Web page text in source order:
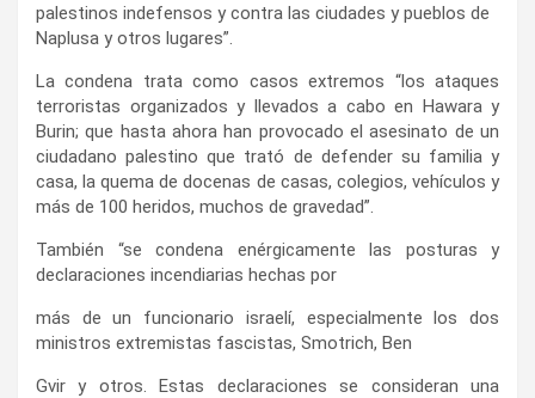
palestinos indefensos y contra las ciudades y pueblos de
Naplusa y otros lugares”.
La condena trata como casos extremos “los ataques
terroristas organizados y llevados a cabo en Hawara y
Burin; que hasta ahora han provocado el asesinato de un
ciudadano palestino que trató de defender su familia y
casa, la quema de docenas de casas, colegios, vehículos y
más de 100 heridos, muchos de gravedad”.
También “se condena enérgicamente las posturas y
declaraciones incendiarias hechas por
más de un funcionario israelí, especialmente los dos
ministros extremistas fascistas, Smotrich, Ben
Gvir y otros. Estas declaraciones se consideran una